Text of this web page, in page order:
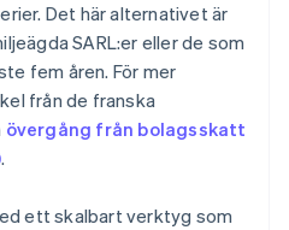
Det här alternativet är
SARL:er eller de som
fem åren. För mer
från de franska
övergång från bolagsskatt
.
ett skalbart verktyg som